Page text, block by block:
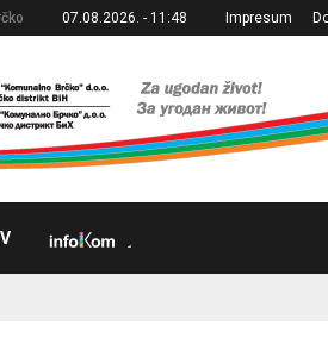
07.08.2026. - 11:48 Impresum